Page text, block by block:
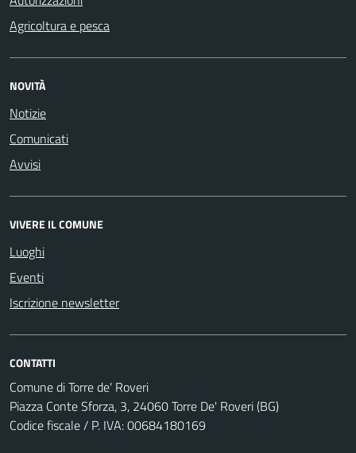
Agricoltura e pesca
NOVITÀ
Notizie
Comunicati
Avvisi
VIVERE IL COMUNE
Luoghi
Eventi
Iscrizione newsletter
CONTATTI
Comune di Torre de' Roveri
Piazza Conte Sforza, 3, 24060 Torre De' Roveri (BG)
Codice fiscale / P. IVA: 00684180169